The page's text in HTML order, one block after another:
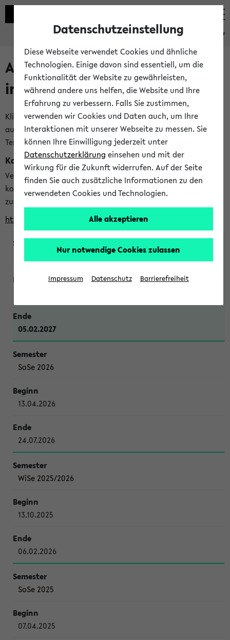
eKVV
Alle veröffentlichten Semester
im eKVV
Klicken Sie auf das Semester, welches Sie für Ihre Sitzung
auswählen möchten. Bitte beachten Sie auch die weiteren
Termine imKalender der Lehrplanung
Kalenderintegration
Verwenden Sie die folgende Adresse, um mit einer
kompatiblen Kalenderanwendung auf die Vorlesungszeiten
zuzugreifen (nähere Informationen
finden Sie hier
https://ekvv.uni-bielefeld.de/ws/calendar?vz
WiSe 2026/2027
05.02.2027
SoSe 2026
13.04.2026
24.07.2026
WiSe 2025/2026
13.10.2025
06.02.2026
SoSe 2025
07.04.2025
Datenschutzeinstellung
Diese Webseite verwendet Cookies und ähnliche
Technologien. Einige davon sind essentiell, um die
Funktionalität der Website zu gewährleisten,
während andere uns helfen, die Website und Ihre
Erfahrung zu verbessern. Falls Sie zustimmen,
verwenden wir Cookies und Daten auch, um Ihre
Interaktionen mit unserer Webseite zu messen. Sie
können Ihre Einwilligung jederzeit unter
Datenschutzerklärung einsehen und mit der
Wirkung für die Zukunft widerrufen. Auf der Seite
finden Sie auch zusätzliche Informationen zu den
verwendeten Cookies und Technologien.
Alle akzeptieren
Nur notwendige Cookies zulassen
Impressum Datenschutz Barrierefreiheit